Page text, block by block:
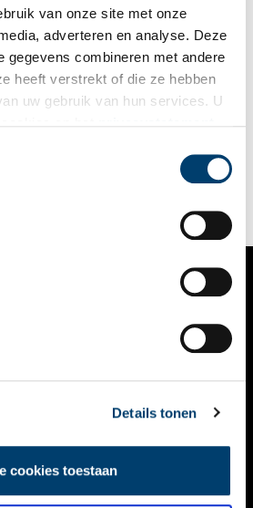
van onze site met onze
adverteren en analyse. Deze
gegevens combineren met andere
heeft verstrekt of die ze hebben
uw gebruik van hun services. U
Details tonen
cookies toestaan
denken gaat het daarbij vaak om
de Wallen . De reputatie
2010 het plan opgevat in een aantal
ook wel project 1020